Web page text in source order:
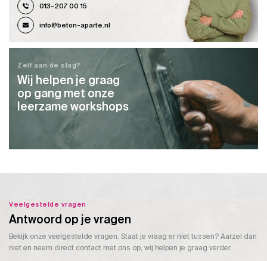
013-207 00 15
info@beton-aparte.nl
Zelf aan de slag?
Wij helpen je graag
op gang met onze
leerzame workshops
Veelgestelde vragen
Antwoord op je vragen
Bekijk onze veelgestelde vragen. Staat je vraag er niet tussen? Aarzel dan
niet en neem direct contact met ons op, wij helpen je graag verder.